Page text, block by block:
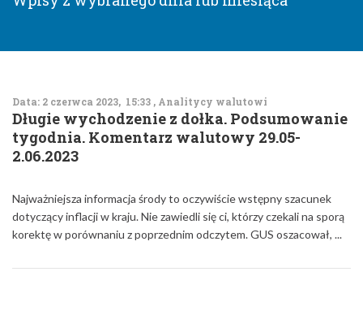
Data: 2 czerwca 2023, 15:33 , Analitycy walutowi
Długie wychodzenie z dołka. Podsumowanie
tygodnia. Komentarz walutowy 29.05-
2.06.2023
Najważniejsza informacja środy to oczywiście wstępny szacunek
dotyczący inflacji w kraju. Nie zawiedli się ci, którzy czekali na sporą
korektę w porównaniu z poprzednim odczytem. GUS oszacował, ...